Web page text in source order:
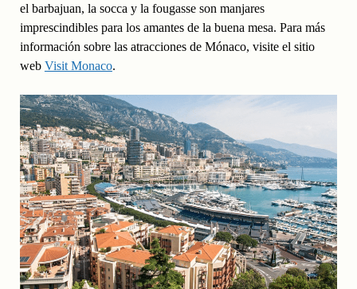
el barbajuan, la socca y la fougasse son manjares
imprescindibles para los amantes de la buena mesa. Para más
información sobre las atracciones de Mónaco, visite el sitio
web Visit Monaco.